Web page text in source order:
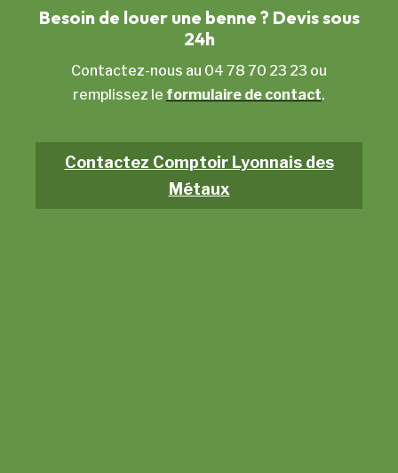
Besoin de louer une benne ? Devis sous
24h
Contactez-nous au 04 78 70 23 23 ou
remplissez le formulaire de contact.
Contactez Comptoir Lyonnais des
Métaux